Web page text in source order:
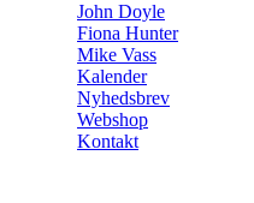
John Doyle
Fiona Hunter
Mike Vass
Kalender
Nyhedsbrev
Webshop
Kontakt